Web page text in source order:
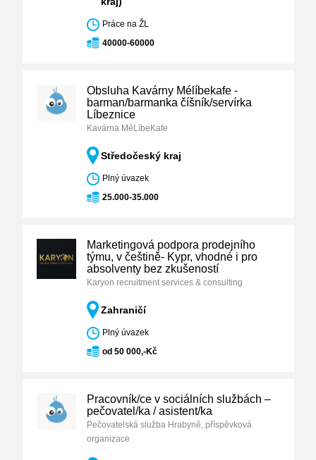
Práce na ŽL
40000-60000
Obsluha Kavárny Mélíbekafe -
barman/barmanka číšník/servírka
Líbeznice
Kavárna MéLíbeKafe
Středočeský kraj
Plný úvazek
25.000-35.000
Marketingová podpora prodejního
týmu, v češtině- Kypr, vhodné i pro
absolventy bez zkušeností
Karyon recruitment services & consulting
Zahraničí
Plný úvazek
od 50 000,-Kč
Pracovník/ce v sociálních službách –
pečovatel/ka / asistent/ka
Pečovatelská služba Hrabyně, příspěvková
organizace